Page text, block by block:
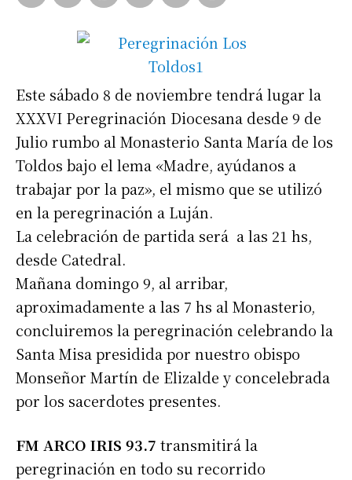
Este sábado 8 de noviembre tendrá lugar la
XXXVI Peregrinación Diocesana desde 9 de
Julio rumbo al Monasterio Santa María de los
Toldos bajo el lema «Madre, ayúdanos a
trabajar por la paz», el mismo que se utilizó
en la peregrinación a Luján.
La celebración de partida será a las 21 hs,
desde Catedral.
Mañana domingo 9, al arribar,
aproximadamente a las 7 hs al Monasterio,
concluiremos la peregrinación celebrando la
Santa Misa presidida por nuestro obispo
Monseñor Martín de Elizalde y concelebrada
por los sacerdotes presentes.
FM ARCO IRIS 93.7 transmitirá la
peregrinación en todo su recorrido